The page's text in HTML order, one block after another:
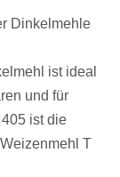
Dinkelmehle
ist ideal
und für
ist die
T